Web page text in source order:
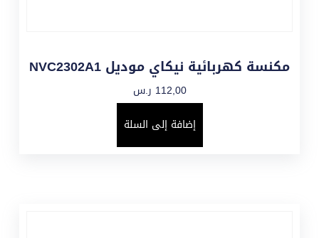
مكنسة كهربائية نيكاي موديل NVC2302A1
112,00 ر.س
إضافة إلى السلة